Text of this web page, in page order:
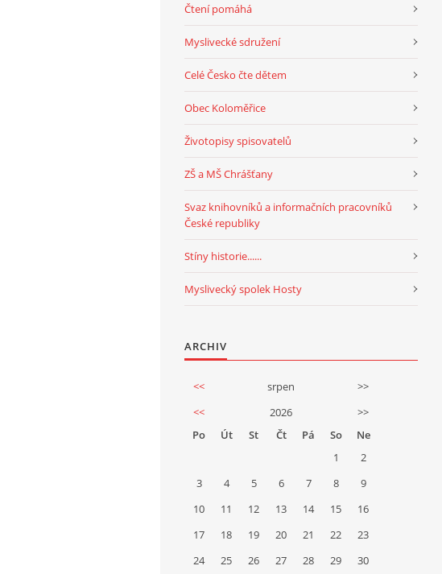
Čtení pomáhá
Myslivecké sdružení
Celé Česko čte dětem
Obec Koloměřice
Životopisy spisovatelů
ZŠ a MŠ Chrášťany
Svaz knihovníků a informačních pracovníků
České republiky
Stíny historie......
Myslivecký spolek Hosty
ARCHIV
<< srpen
>>
<<
2026
>>
Po
Út St Čt Pá So
Ne
1
2
3
4 5 6 7 8
9
10
11 12 13 14 15
16
17
18 19 20 21 22
23
24
25 26 27 28 29 30